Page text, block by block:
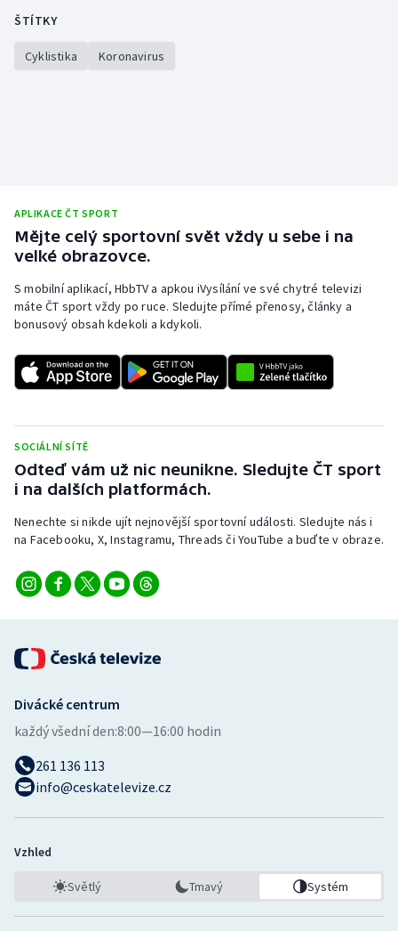
ŠTÍTKY
Cyklistika Koronavirus
APLIKACE ČT SPORT
Mějte celý sportovní svět vždy u sebe i na
velké obrazovce.
S mobilní aplikací, HbbTV a apkou iVysílání ve své chytré televizi
máte ČT sport vždy po ruce. Sledujte přímé přenosy, články a
bonusový obsah kdekoli a kdykoli.
SOCIÁLNÍ SÍTĚ
Odteď vám už nic neunikne. Sledujte ČT sport
i na dalších platformách.
Nenechte si nikde ujít nejnovější sportovní události. Sledujte nás i
na Facebooku, X, Instagramu, Threads či YouTube a buďte v obraze.
Divácké centrum
každý všední den:8:00—16:00 hodin
261 136 113
info@ceskatelevize.cz
Vzhled
Světlý Tmavý Systém